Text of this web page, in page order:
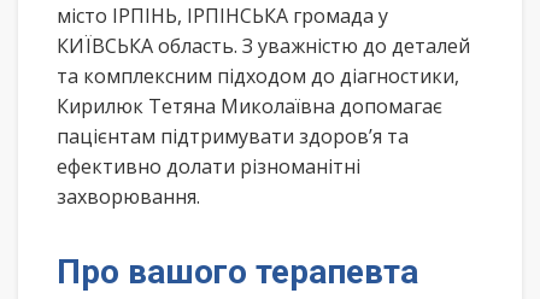
місто ІРПІНЬ, ІРПІНСЬКА громада у
КИЇВСЬКА область. З уважністю до деталей
та комплексним підходом до діагностики,
Кирилюк Тетяна Миколаївна допомагає
пацієнтам підтримувати здоров’я та
ефективно долати різноманітні
захворювання.
Про вашого терапевта